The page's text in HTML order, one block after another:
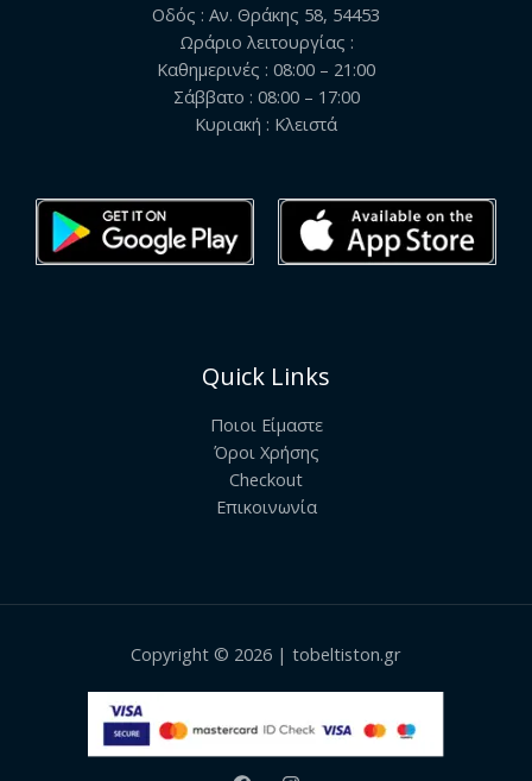
Οδός : Αν. Θράκης 58, 54453
Ωράριο λειτουργίας :
Καθημερινές : 08:00 – 21:00
Σάββατο : 08:00 – 17:00
Κυριακή : Κλειστά
Quick Links
Ποιοι Είμαστε
Όροι Χρήσης
Checkout
Επικοινωνία
Copyright © 2026 | tobeltiston.gr